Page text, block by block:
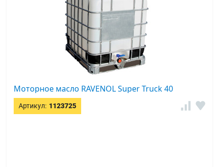
Моторное масло RAVENOL Super Truck 40
Артикул: 1123725